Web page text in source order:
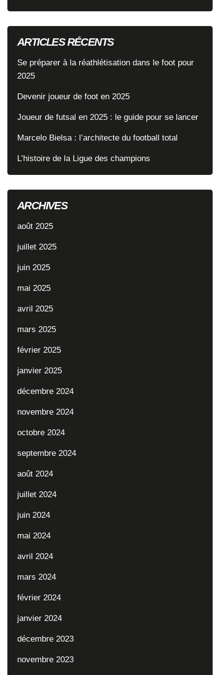
ARTICLES RÉCENTS
Se préparer à la réathlétisation dans le foot pour
2025
Devenir joueur de foot en 2025
Joueur de futsal en 2025 : le guide pour se lancer
Marcelo Bielsa : l’architecte du football total
L’histoire de la Ligue des champions
ARCHIVES
août 2025
juillet 2025
juin 2025
mai 2025
avril 2025
mars 2025
février 2025
janvier 2025
décembre 2024
novembre 2024
octobre 2024
septembre 2024
août 2024
juillet 2024
juin 2024
mai 2024
avril 2024
mars 2024
février 2024
janvier 2024
décembre 2023
novembre 2023